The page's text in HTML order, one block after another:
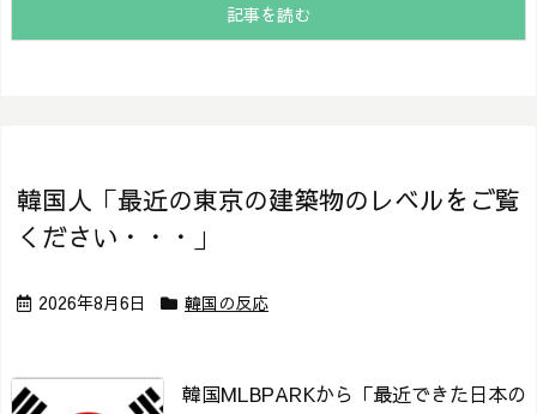
記事を読む
韓国人「最近の東京の建築物のレベルをご覧
ください・・・」
2026年8月6日 韓国の反応
韓国MLBPARKから「最近できた日本の